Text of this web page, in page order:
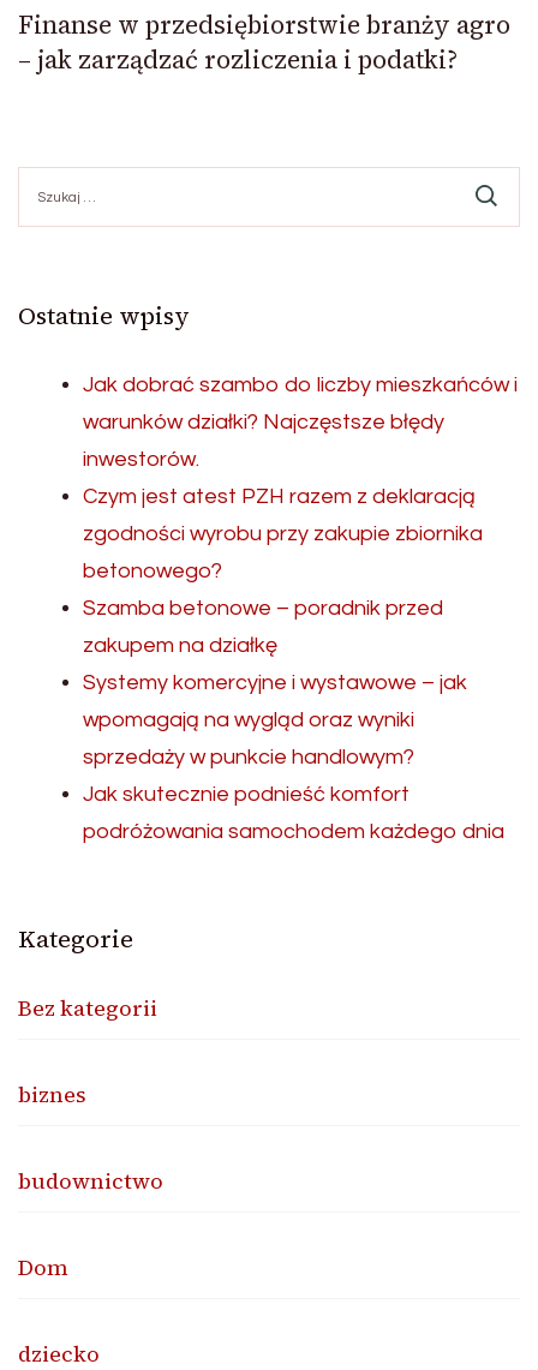
Finanse w przedsiębiorstwie branży agro
– jak zarządzać rozliczenia i podatki?
Ostatnie wpisy
Jak dobrać szambo do liczby mieszkańców i
warunków działki? Najczęstsze błędy
inwestorów.
Czym jest atest PZH razem z deklaracją
zgodności wyrobu przy zakupie zbiornika
betonowego?
Szamba betonowe – poradnik przed
zakupem na działkę
Systemy komercyjne i wystawowe – jak
wpomagają na wygląd oraz wyniki
sprzedaży w punkcie handlowym?
Jak skutecznie podnieść komfort
podróżowania samochodem każdego dnia
Kategorie
Bez kategorii
biznes
budownictwo
Dom
dziecko